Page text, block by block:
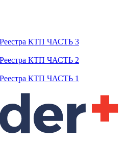
Реестра КТП ЧАСТЬ 3
КТП ЧАСТЬ 2
КТП ЧАСТЬ 1